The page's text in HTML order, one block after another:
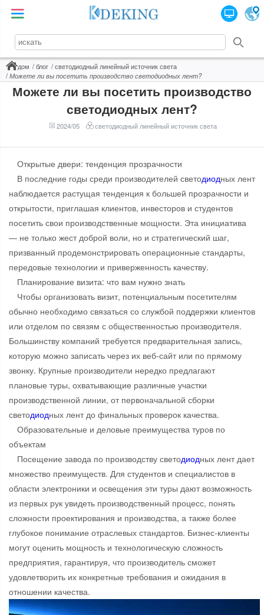
дом блог
светодиодный линейный источник света
Можете ли вы посетить производство светодиодных лент?
Можете ли вы посетить производство
светодиодных лент?
2024/05 светодиодный линейный источник света
Открытые двери: тенденция прозрачности
В последние годы среди производителей светодиодных лент
наблюдается растущая тенденция к большей прозрачности и
открытости, приглашая клиентов, инвесторов и студентов
посетить свои производственные мощности. Эта инициатива
— не только жест доброй воли, но и стратегический шаг,
призванный продемонстрировать операционные стандарты,
передовые технологии и приверженность качеству.
Планирование визита: что вам нужно знать
Чтобы организовать визит, потенциальным посетителям
обычно необходимо связаться со службой поддержки клиентов
или отделом по связям с общественностью производителя.
Большинству компаний требуется предварительная запись,
которую можно записать через их веб-сайт или по прямому
звонку. Крупные производители нередко предлагают
плановые туры, охватывающие различные участки
производственной линии, от первоначальной сборки
светодиодных лент до финальных проверок качества.
Образовательные и деловые преимущества туров по
объектам
Посещение завода по производству светодиодных лент дает
множество преимуществ. Для студентов и специалистов в
области электроники и освещения эти туры дают возможность
из первых рук увидеть производственный процесс, понять
сложности проектирования и производства, а также более
глубокое понимание отраслевых стандартов. Бизнес-клиенты
могут оценить мощность и технологическую сложность
предприятия, гарантируя, что производитель сможет
удовлетворить их конкретные требования и ожидания в
отношении качества.